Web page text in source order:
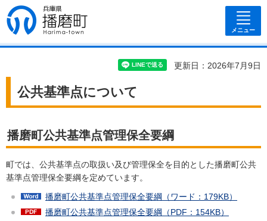
兵庫県 播磨
町
メニュー
更新日：2026年7月9日
公共基準点について
播磨町公共基準点管理保全要綱
町では、公共基準点の取扱い及び管理保全を目的とした播磨町公共
基準点管理保全要綱を定めています。
播磨町公共基準点管理保全要綱（ワード：179KB）
播磨町公共基準点管理保全要綱（PDF：154KB）